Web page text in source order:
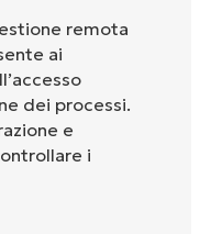
remota
ai
dei processi.
e
i